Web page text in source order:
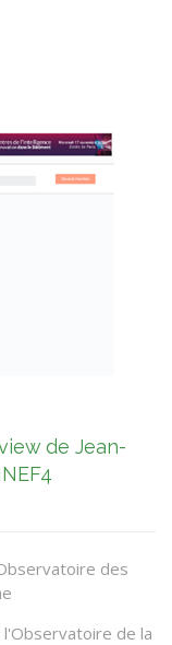
de Jean-
des
de la